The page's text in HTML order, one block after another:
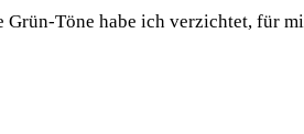
Töne habe ich verzichtet, für